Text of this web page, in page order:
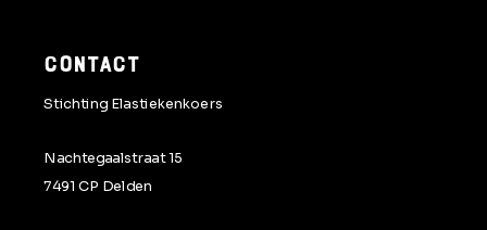
CONTACT
Stichting Elastiekenkoers
Nachtegaalstraat 15
7491 CP Delden